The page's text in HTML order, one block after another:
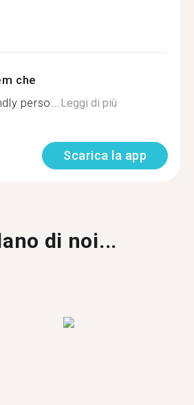
che
perso...Leggi di più
Scarica la app
di noi...